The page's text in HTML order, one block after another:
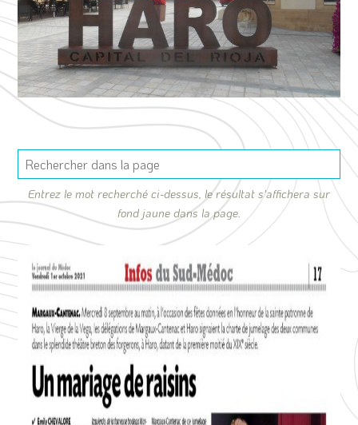
Entrez le mot recherché ci-dessus, le résultat s'affichera sur
fond jaune dans la page.